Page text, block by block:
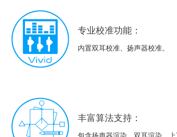
专业校准功能：
内置双耳校准、扬声器校准。
丰富算法支持：
包含扬声器渲染、双耳渲染、